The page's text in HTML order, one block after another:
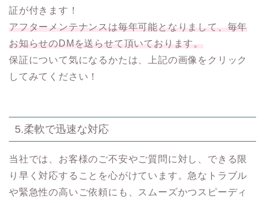
証が付きます！
アフターメンテナンスは毎年可能となりまして、毎年
お知らせのDMを送らせて頂いております。
保証について気になるかたは、上記の画像をクリック
してみてください！
5.柔軟で迅速な対応
当社では、お客様のご不安やご質問に対し、できる限
り早く対応することを心がけています。急なトラブル
や緊急性の高いご依頼にも、スムーズかつスピーディ